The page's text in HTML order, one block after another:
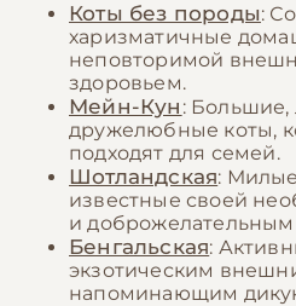
Коты без породы:
харизматичные
неповторимой
здоровьем.
Мейн-Кун : Большие,
дружелюбные коты,
подходят для семей.
Шотландская:
известные своей
и доброжелательным
Бенгальская:
экзотическим
напоминающим